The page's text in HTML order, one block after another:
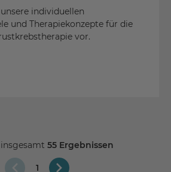
individuellen
und Therapiekonzepte für die
vor.
1
55 Ergebnissen